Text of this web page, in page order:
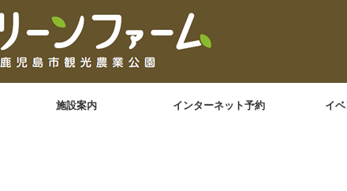
施設案内 インターネット予約 イ